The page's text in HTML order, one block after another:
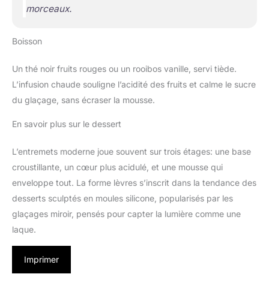
morceaux.
Boisson
Un thé noir fruits rouges ou un rooibos vanille, servi tiède.
L’infusion chaude souligne l’acidité des fruits et calme le sucre
du glaçage, sans écraser la mousse.
En savoir plus sur le dessert
L’entremets moderne joue souvent sur trois étages: une base
croustillante, un cœur plus acidulé, et une mousse qui
enveloppe tout. La forme lèvres s’inscrit dans la tendance des
desserts sculptés en moules silicone, popularisés par les
glaçages miroir, pensés pour capter la lumière comme une
laque.
Imprimer